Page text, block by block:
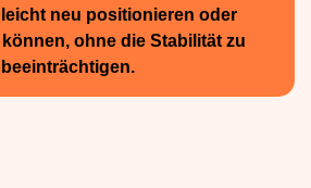
neu positio­nieren oder
ohne die Stabilität zu
beeinträchtigen.